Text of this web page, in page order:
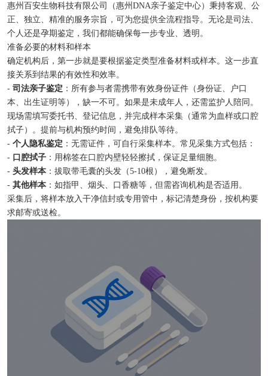
惠州百安生物科技有限公司（惠州DNA亲子鉴定中心）秉持客观、公
正、独立、精准的服务宗旨，可为您提供全流程指导。无论是司法、
个人还是孕期鉴定，我们都能确保每一步专业、透明。
准备必要的材料和样本
确定机构后，第一步就是要根据鉴定类型准备材料或样本。这一步直
接关系到结果的有效性和效率。
- 司法亲子鉴定 ：所有参与者需携带有效身份证件（身份证、户口
本、出生证明等），缺一不可。如果是未成年人，还需监护人陪同。
现场需填写委托书、登记信息，并完成样本采集（通常为血样或口腔
拭子）。提前与机构预约时间，避免排队等待。
- 个人隐私鉴定 ：无需证件，可自行采集样本。常见采集方式包括：
- 口腔拭子 ：用棉签在口腔内壁轻轻擦拭，保证足量细胞。
- 头发样本：拔取带毛囊的头发（5-10根），避免断发。
- 其他样本：如指甲、烟头、口香糖等，但需咨询机构是否适用。
采集后，将样本放入干净信封或专用管中，标记清楚身份，按机构要
求邮寄或送检。